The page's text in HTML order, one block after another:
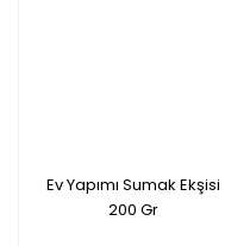
Ev Yapımı Sumak Ekşisi
200 Gr